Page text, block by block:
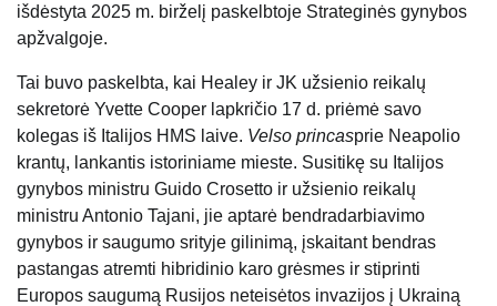
išdėstyta 2025 m. birželį paskelbtoje Strateginės gynybos
apžvalgoje.
Tai buvo paskelbta, kai Healey ir JK užsienio reikalų
sekretorė Yvette Cooper lapkričio 17 d. priėmė savo
kolegas iš Italijos HMS laive. Velso princasprie Neapolio
krantų, lankantis istoriniame mieste. Susitikę su Italijos
gynybos ministru Guido Crosetto ir užsienio reikalų
ministru Antonio Tajani, jie aptarė bendradarbiavimo
gynybos ir saugumo srityje gilinimą, įskaitant bendras
pastangas atremti hibridinio karo grėsmes ir stiprinti
Europos saugumą Rusijos neteisėtos invazijos į Ukrainą